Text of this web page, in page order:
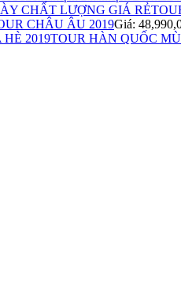
CHÂU ÂU 2019Giá:
TOUR HÀN QUỐC